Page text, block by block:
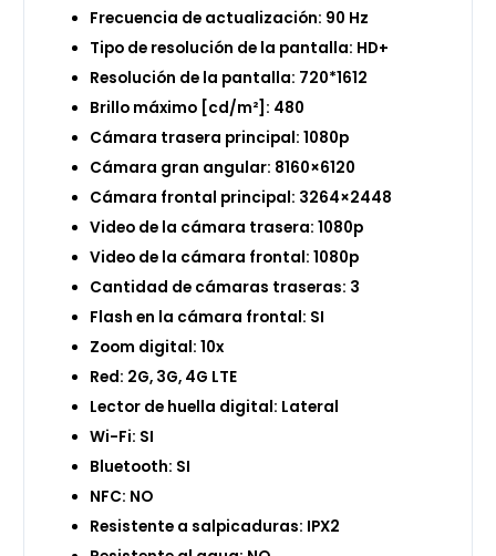
Frecuencia de actualización: 90 Hz
Tipo de resolución de la pantalla: HD+
Resolución de la pantalla: 720*1612
Brillo máximo [cd/m²]: 480
Cámara trasera principal: 1080p
Cámara gran angular: 8160×6120
Cámara frontal principal: 3264×2448
Video de la cámara trasera: 1080p
Video de la cámara frontal: 1080p
Cantidad de cámaras traseras: 3
Flash en la cámara frontal: SI
Zoom digital: 10x
Red: 2G, 3G, 4G LTE
Lector de huella digital: Lateral
Wi-Fi: SI
Bluetooth: SI
NFC: NO
Resistente a salpicaduras: IPX2